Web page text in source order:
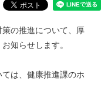
の推進について、厚
知らせします。
は、健康推進課のホ